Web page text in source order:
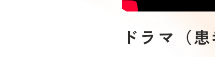
ドラマ（